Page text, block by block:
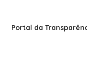
Portal da